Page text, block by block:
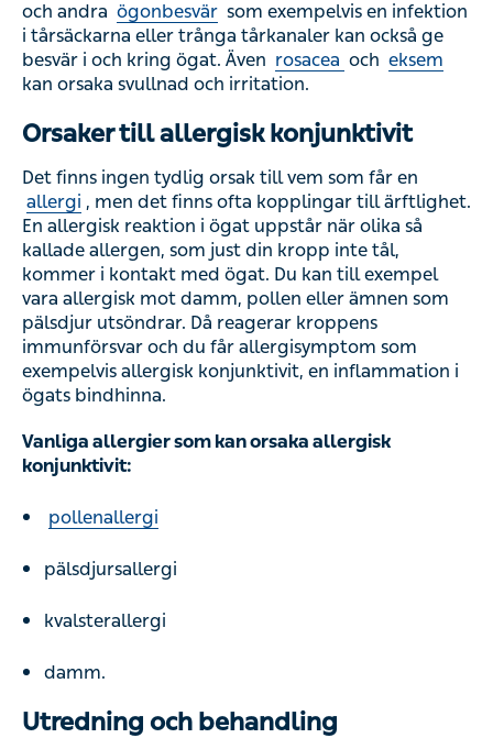
och andra ögonbesvär som exempelvis en infektion
i tårsäckarna eller trånga tårkanaler kan också ge
besvär i och kring ögat. Även rosacea och eksem
kan orsaka svullnad och irritation.
Orsaker till allergisk konjunktivit
Det finns ingen tydlig orsak till vem som får en
allergi , men det finns ofta kopplingar till ärftlighet.
En allergisk reaktion i ögat uppstår när olika så
kallade allergen, som just din kropp inte tål,
kommer i kontakt med ögat. Du kan till exempel
vara allergisk mot damm, pollen eller ämnen som
pälsdjur utsöndrar. Då reagerar kroppens
immunförsvar och du får allergisymptom som
exempelvis allergisk konjunktivit, en inflammation i
ögats bindhinna.
Vanliga allergier som kan orsaka allergisk
konjunktivit:
pollenallergi
pälsdjursallergi
kvalsterallergi
damm.
Utredning och behandling